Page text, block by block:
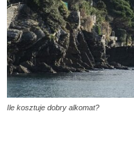
Ile kosztuje dobry alkomat?